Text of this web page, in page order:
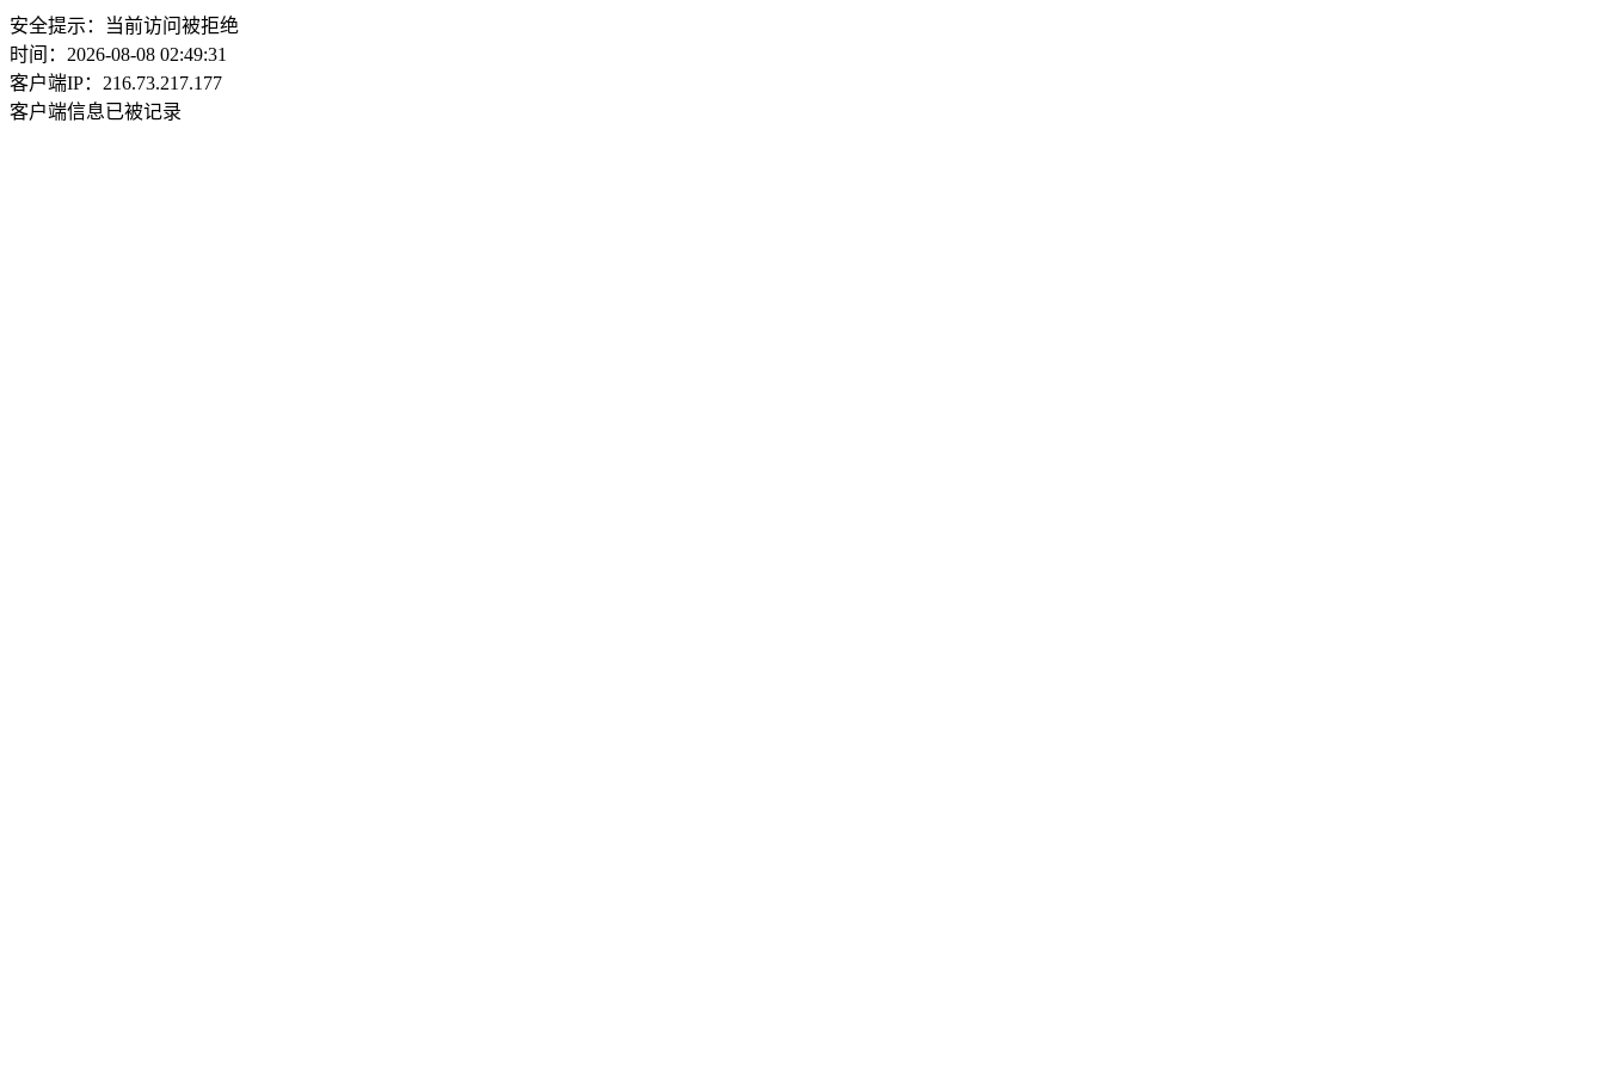
安全提示：当前访问被拒绝
时间：2026-08-08 02:49:31
客户端IP：216.73.217.177
客户端信息已被记录